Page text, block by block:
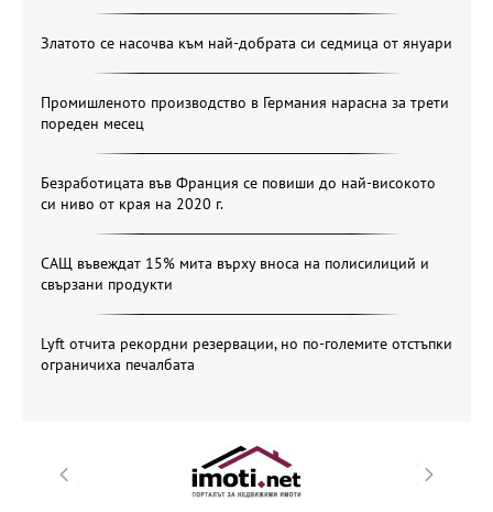
Златото се насочва към най-добрата си седмица от януари
Промишленото производство в Германия нарасна за трети
пореден месец
Безработицата във Франция се повиши до най-високото
си ниво от края на 2020 г.
САЩ въвеждат 15% мита върху вноса на полисилиций и
свързани продукти
Lyft отчита рекордни резервации, но по-големите отстъпки
ограничиха печалбата